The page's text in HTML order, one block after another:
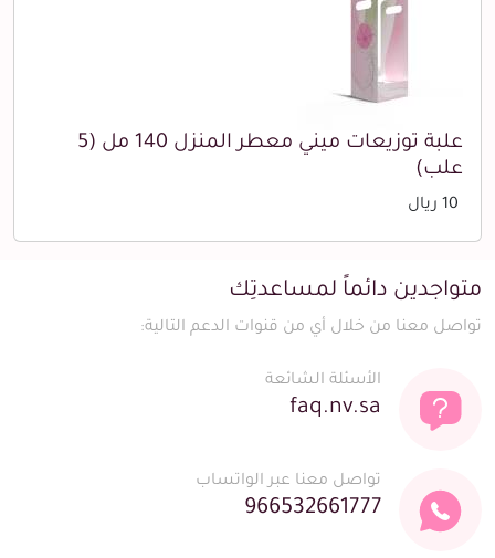
علبة توزيعات ميني معطر المنزل 140 مل (5
علب)
10 ريال
متواجدين دائماً لمساعدتِك
تواصل معنا من خلال أي من قنوات الدعم التالية:
الأسئلة الشائعة
faq.nv.sa
تواصل معنا عبر الواتساب
966532661777